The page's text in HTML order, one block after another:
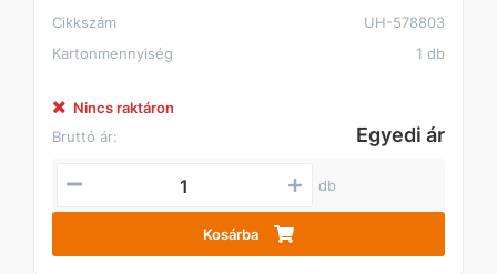
Cikkszám
UH-578803
Kartonmennyiség
1 db
Nincs raktáron
Bruttó ár:
Egyedi ár
db
Kosárba